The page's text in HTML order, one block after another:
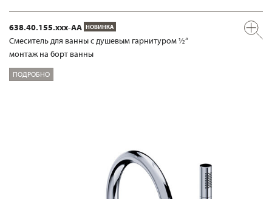
638.40.155.xxx-AA НОВИНКА
Смеситель для ванны с душевым гарнитуром ½“
монтаж на борт ванны
ПОДРОБНО